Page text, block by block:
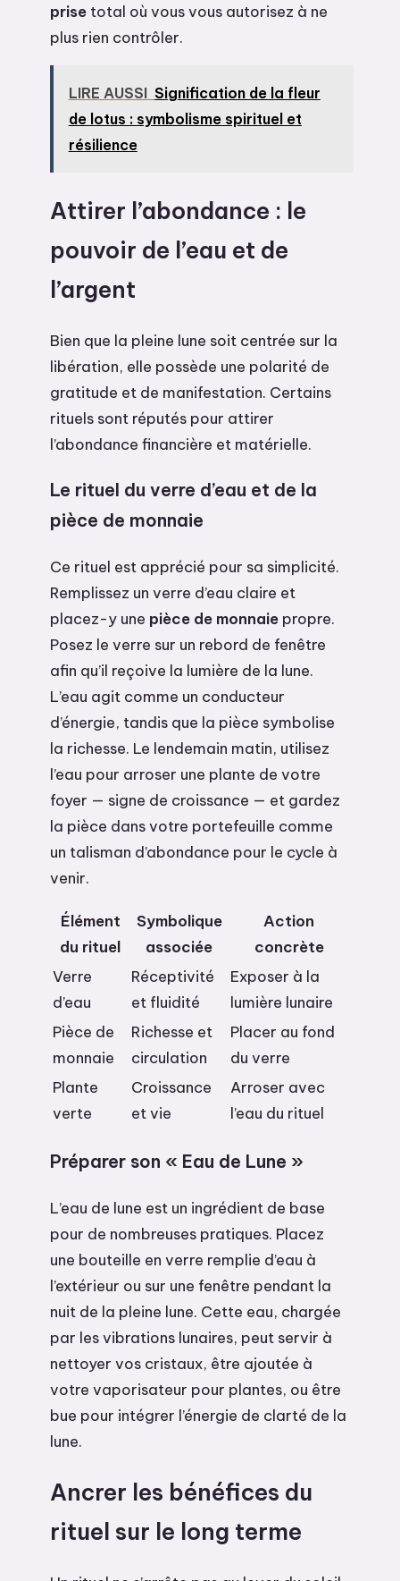
prise total où vous vous autorisez à ne
plus rien contrôler.
LIRE AUSSI Signification de la fleur
de lotus : symbolisme spirituel et
résilience
Attirer l’abondance : le
pouvoir de l’eau et de
l’argent
Bien que la pleine lune soit centrée sur la
libération, elle possède une polarité de
gratitude et de manifestation. Certains
rituels sont réputés pour attirer
l’abondance financière et matérielle.
Le rituel du verre d’eau et de la
pièce de monnaie
Ce rituel est apprécié pour sa simplicité.
Remplissez un verre d’eau claire et
placez-y une pièce de monnaie propre.
Posez le verre sur un rebord de fenêtre
afin qu’il reçoive la lumière de la lune.
L’eau agit comme un conducteur
d’énergie, tandis que la pièce symbolise
la richesse. Le lendemain matin, utilisez
l’eau pour arroser une plante de votre
foyer — signe de croissance — et gardez
la pièce dans votre portefeuille comme
un talisman d’abondance pour le cycle à
venir.
Élément
du rituel
Symbolique
associée
Action
concrète
Verre
d’eau
Réceptivité
et fluidité
Exposer à la
lumière lunaire
Pièce de
monnaie
Richesse et
circulation
Placer au fond
du verre
Plante
verte
Croissance
et vie
Arroser avec
l’eau du rituel
Préparer son « Eau de Lune »
L’eau de lune est un ingrédient de base
pour de nombreuses pratiques. Placez
une bouteille en verre remplie d’eau à
l’extérieur ou sur une fenêtre pendant la
nuit de la pleine lune. Cette eau, chargée
par les vibrations lunaires, peut servir à
nettoyer vos cristaux, être ajoutée à
votre vaporisateur pour plantes, ou être
bue pour intégrer l’énergie de clarté de la
lune.
Ancrer les bénéfices du
rituel sur le long terme